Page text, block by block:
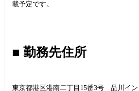
載予定です。
■ 勤務先住所
東京都港区港南二丁目15番3号 品川イン